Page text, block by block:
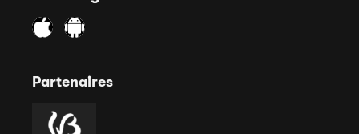
Partenaires